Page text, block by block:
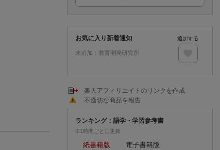
お気に入り新着通知
未追加： 教育開発研究所
追加する
楽天アフィリエイトのリンクを作成
不適切な商品を報告
ランキング：語学・学習参考書
※1時間ごとに更新
紙書籍版 電子書籍版